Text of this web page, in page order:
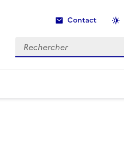
Contact
Rechercher